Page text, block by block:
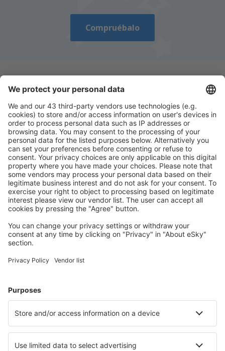
Compruébalo
Descarga nuestra appy planifica
cómodamente tus viajes
Planifica tu viaje
Vuelos baratos
Escapadas
Vuelo+Hotel
Hoteles
Traslados
Atracciones